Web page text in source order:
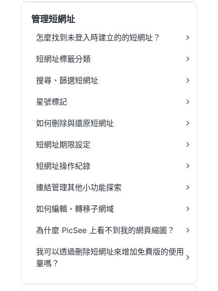
管理短網址
怎麼找到未登入時建立的的短網址？
短網址標籤分類
搜尋、篩選短網址
星號標記
如何刪除與還原短網址
短網址期限設定
短網址操作紀錄
連結管理其他小功能探索
如何編輯、轉移子網域
為什麼 PicSee 上看不到我的網頁縮圖？
我可以透過刪除短網址來增加免費版的使用
量嗎？